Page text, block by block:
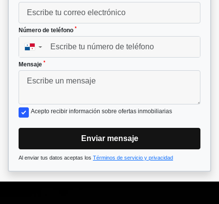
Número de teléfono *
▼
Mensaje *
Acepto recibir información sobre ofertas inmobiliarias
Enviar mensaje
Al enviar tus datos aceptas los Términos de servicio y privacidad